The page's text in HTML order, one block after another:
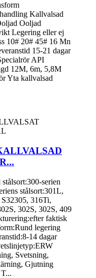
Kallvalsad
Ooljad
Legering eller ej
10# 20# 45# 16 Mn
15-21 dagar
API
12M, 6m, 5,8M
Yta kallvalsad
serien
stålsort:301L,
316Ti,
302S, 302S, 409
faktisk
legering
14 dagar
Svetsning,
Gjutning